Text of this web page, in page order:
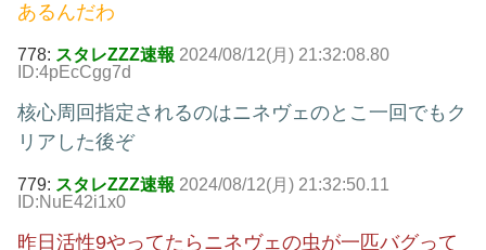
あるんだわ
778: スタレZZZ速報 2024/08/12(月) 21:32:08.80
ID:4pEcCgg7d
核心周回指定されるのはニネヴェのとこ一回でもク
リアした後ぞ
779: スタレZZZ速報 2024/08/12(月) 21:32:50.11
ID:NuE42i1x0
昨日活性9やってたらニネヴェの虫が一匹バグって